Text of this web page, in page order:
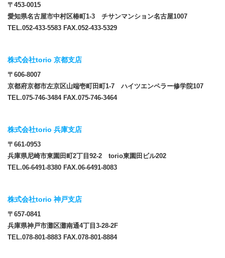
〒453-0015
愛知県名古屋市中村区椿町1-3 チサンマンション名古屋1007
TEL.052-433-5583 FAX.052-433-5329
株式会社torio 京都支店
〒606-8007
京都府京都市左京区山端壱町田町1-7 ハイツエンペラー修学院107
TEL.075-746-3484 FAX.075-746-3464
株式会社torio 兵庫支店
〒661-0953
兵庫県尼崎市東園田町2丁目92-2 torio東園田ビル202
TEL.06-6491-8380 FAX.06-6491-8083
株式会社torio 神戸支店
〒657-0841
兵庫県神戸市灘区灘南通4丁目3-28-2F
TEL.078-801-8883 FAX.078-801-8884